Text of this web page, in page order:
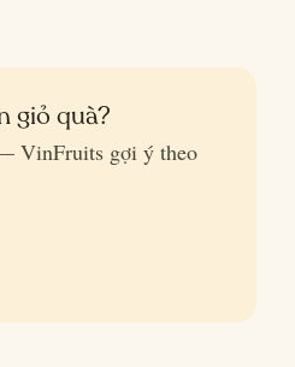
giỏ quà?
VinFruits gợi ý theo